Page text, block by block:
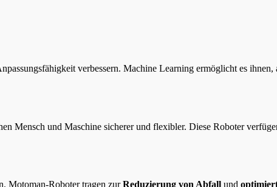
verbessern. Machine Learning ermöglicht es ihnen,
Mensch und Maschine sicherer und flexibler. Diese Roboter
Motoman-Roboter tragen zurReduzierung von Abfall und